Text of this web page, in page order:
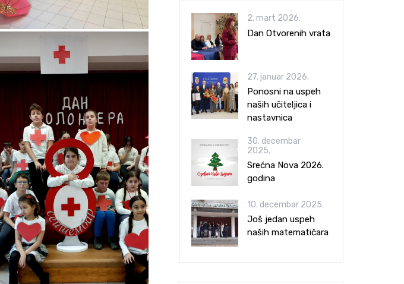
2. mart 2026.
Dan Otvorenih vrata
27. januar 2026.
Ponosni na uspeh
naših učiteljica i
nastavnica
30. decembar
2025.
Srećna Nova 2026.
godina
10. decembar 2025.
Još jedan uspeh
naših matematičara